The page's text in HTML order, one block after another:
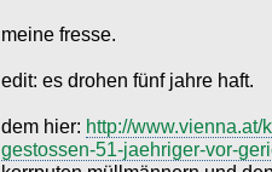
meine fresse.
edit: es drohen fünf jahre haft.
dem hier: http://
gestossen-51-jaehriger-vor-